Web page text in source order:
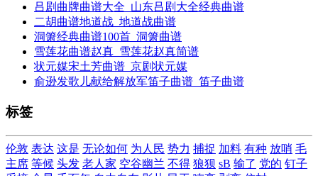
吕剧曲牌曲谱大全_山东吕剧大全经典曲谱
二胡曲谱地道战_地道战曲谱
洞箫经典曲谱100首_洞箫曲谱
雪莲花曲谱赵真_雪莲花赵真简谱
状元媒宋土芳曲谱_京剧状元媒
俞逊发歌儿献给解放军笛子曲谱_笛子曲谱
标签
伦敦 表达 这是 无论如何 为人民 势力 捕捉 加料 有种 放哨 毛
主席 等候 头发 老人家 空谷幽兰 不得 狼狈 sB 输了 党的 钉子